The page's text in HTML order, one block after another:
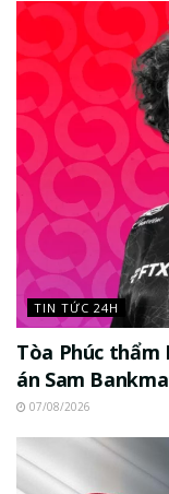
TIN TỨC 24H
Tòa Phúc
án Sam
07/08/2026